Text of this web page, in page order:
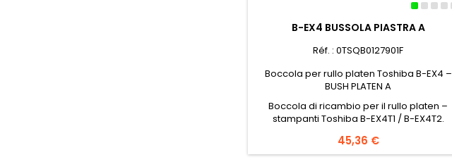
B-EX4 BUSSOLA PIASTRA A
Réf. : 0TSQB0127901F
Boccola per rullo platen Toshiba B-EX4 –
BUSH PLATEN A
Boccola di ricambio per il rullo platen –
stampanti Toshiba B-EX4T1 / B-EX4T2.
Prezzo
45,36 €